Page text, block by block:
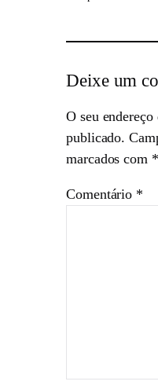
Deixe um
O seu
publicado.
marcados com *
Comentário *